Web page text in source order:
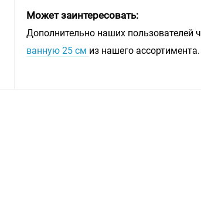
Может заинтересовать:
Дополнительно наших пользователей
ванную 25 см из нашего ассортимента.